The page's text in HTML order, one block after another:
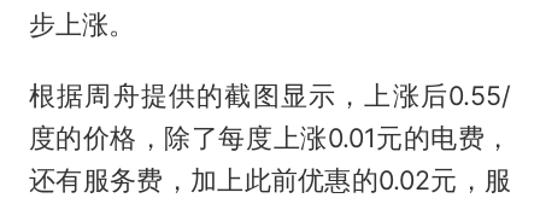
步上涨。
根据周舟提供的截图显示，上涨后0.55/
度的价格，除了每度上涨0.01元的电费，
还有服务费，加上此前优惠的0.02元，服